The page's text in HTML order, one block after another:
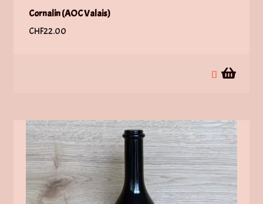
Cornalin (AOC Valais)
CHF22.00